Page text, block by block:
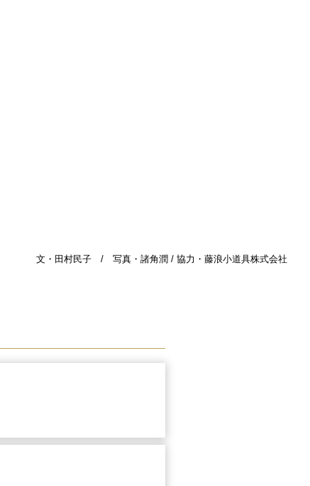
文・田村民子 / 写真・諸角潤 / 協力・藤浪小道具株式会社